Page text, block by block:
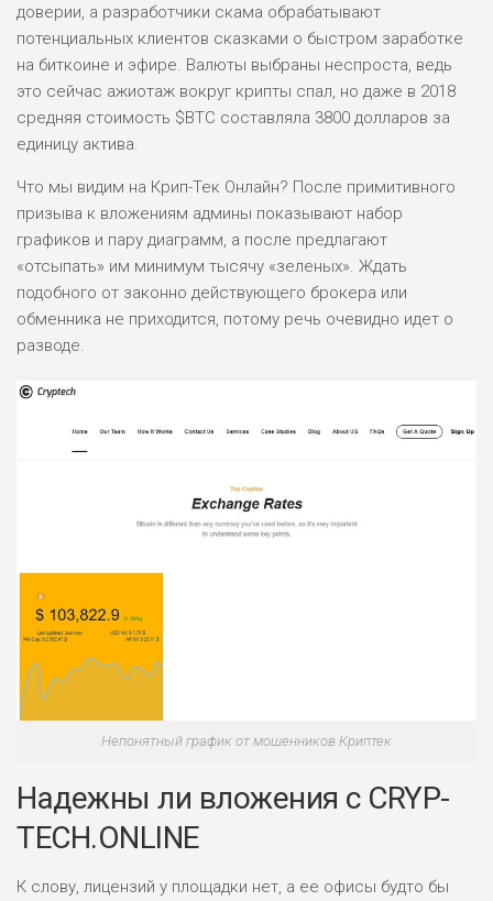
доверии, а разработчики скама обрабатывают
потенциальных клиентов сказками о быстром заработке
на биткоине и эфире. Валюты выбраны неспроста, ведь
это сейчас ажиотаж вокруг крипты спал, но даже в 2018
средняя стоимость $BTC составляла 3800 долларов за
единицу актива.
Что мы видим на Крип-Тек Онлайн? После примитивного
призыва к вложениям админы показывают набор
графиков и пару диаграмм, а после предлагают
«отсыпать» им минимум тысячу «зеленых». Ждать
подобного от законно действующего брокера или
обменника не приходится, потому речь очевидно идет о
разводе.
Непонятный график от мошенников Криптек
Надежны ли вложения с CRYP-
TECH.ONLINE
К слову, лицензий у площадки нет, а ее офисы будто бы